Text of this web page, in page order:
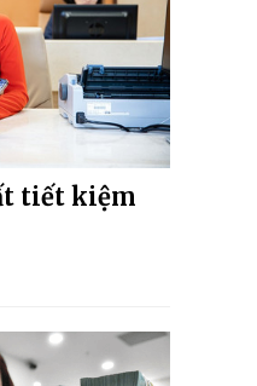
tiết kiệm